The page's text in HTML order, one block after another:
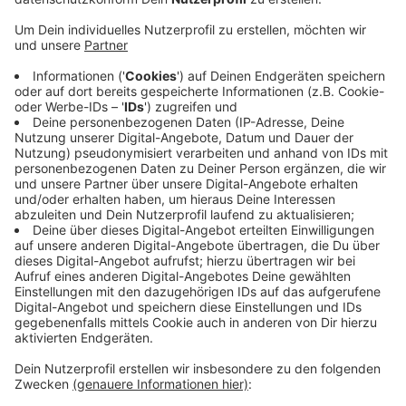
Wie die Stadt ausschreibt, handelt es sich dabei um
bis zum 12. Juni. Die Mitarbeiter im Wahlscheinbüro
sollen für die Europawahl unter anderem Wahlschein-
Anträge bearbeiten, Briefwahl-Unterlagen
zusammenstellen und versenden und Fragen der
Wähler beantworten. Für den Job sollten Bewerber
das Abitur besitzen, eine Ausbildung in einem
verwaltungsnahen Beruf abgeschlossen haben oder
studieren. Interessenten können sich noch bis Ende
Januar bei der Stadt bewerben. Einen Link mit
weiteren Infos und der ganzen Ausschreibung findet
ihrhier.
Anzeige